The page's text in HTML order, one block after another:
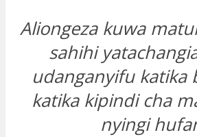
Aliongeza kuwa
sahihi
udanganyifu katika
katika kipindi cha
nyingi